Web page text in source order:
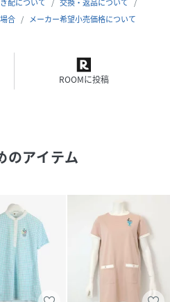
合
メーカー希望小売価格について
ROOMに投稿
のアイテム